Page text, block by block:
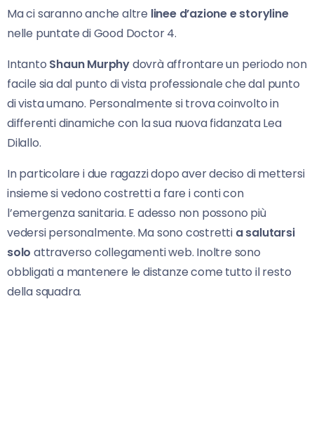
Ma ci saranno anche altre linee d’azione e storyline
nelle puntate di Good Doctor 4.
Intanto Shaun Murphydovrà affrontare un periodo non
facile sia dal punto di vista professionale che dal punto
di vista umano. Personalmente si trova coinvolto in
differenti dinamiche con la sua nuova fidanzata Lea
Dilallo.
In particolare i due ragazzi dopo aver deciso di mettersi
insieme si vedono costretti a fare i conti con
l’emergenza sanitaria. E adesso non possono più
vedersi personalmente. Ma sono costretti a salutarsi
solo attraverso collegamenti web. Inoltre sono
obbligati a mantenere le distanze come tutto il resto
della squadra.